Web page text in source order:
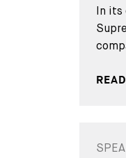
In its